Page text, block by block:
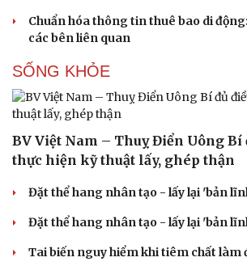
Văn hóa
Sân khấu - Điện ảnh
Văn học
Di sản
Giải trí
Nghệ sĩ
Thời
Chuẩn hóa thông tin thuê bao di
các bên liên quan
SỐNG KHỎE
BV Việt Nam – Thuỵ Điển Uông Bí
thực hiện kỹ thuật lấy, ghép thận
Đặt thể hang nhân tạo - lấy lại 'bản
Đặt thể hang nhân tạo - lấy lại 'bản
Tai biến nguy hiểm khi tiêm chất làm